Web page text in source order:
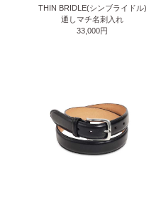
THIN BRIDLE(シンブライドル)
通しマチ名刺入れ
33,000円